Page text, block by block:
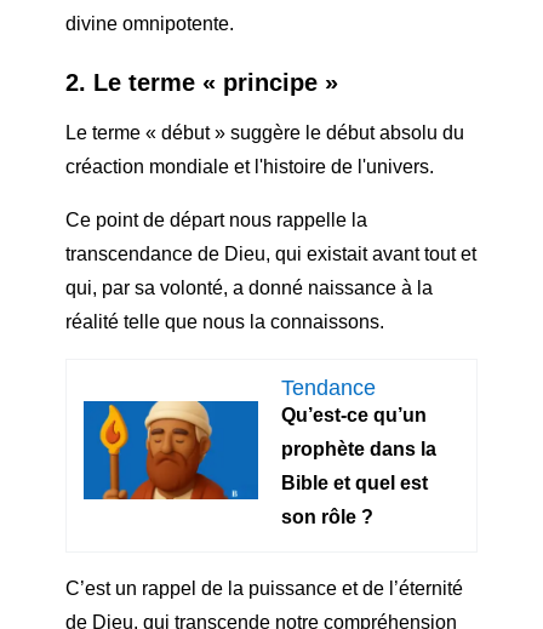
divine omnipotente.
2. Le terme « principe »
Le terme « début » suggère le début absolu du
créaction mondiale et l'histoire de l'univers.
Ce point de départ nous rappelle la
transcendance de Dieu, qui existait avant tout et
qui, par sa volonté, a donné naissance à la
réalité telle que nous la connaissons.
Tendance
Qu’est-ce qu’un
prophète dans la
Bible et quel est
son rôle ?
C’est un rappel de la puissance et de l’éternité
de Dieu, qui transcende notre compréhension